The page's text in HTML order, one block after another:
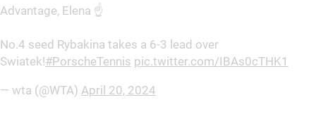
Advantage, Elena ☝️
No.4 seed Rybakina takes a 6-3 lead over
Swiatek!#PorscheTennis pic.twitter.com/IBAs0cTHK1
— wta (@WTA) April 20, 2024